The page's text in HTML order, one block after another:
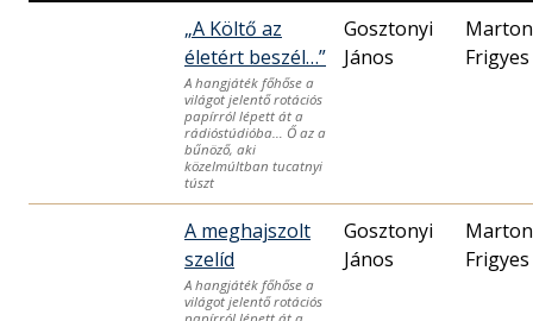
„A Költő az
életért beszél…”
A hangjáték főhőse a
világot jelentő rotációs
papírról lépett át a
rádióstúdióba… Ő az a
bűnöző, aki
közelmúltban tucatnyi
túszt
Gosztonyi
János
Marton
Frigyes
A meghajszolt
szelíd
A hangjáték főhőse a
világot jelentő rotációs
Gosztonyi
János
Marton
Frigyes